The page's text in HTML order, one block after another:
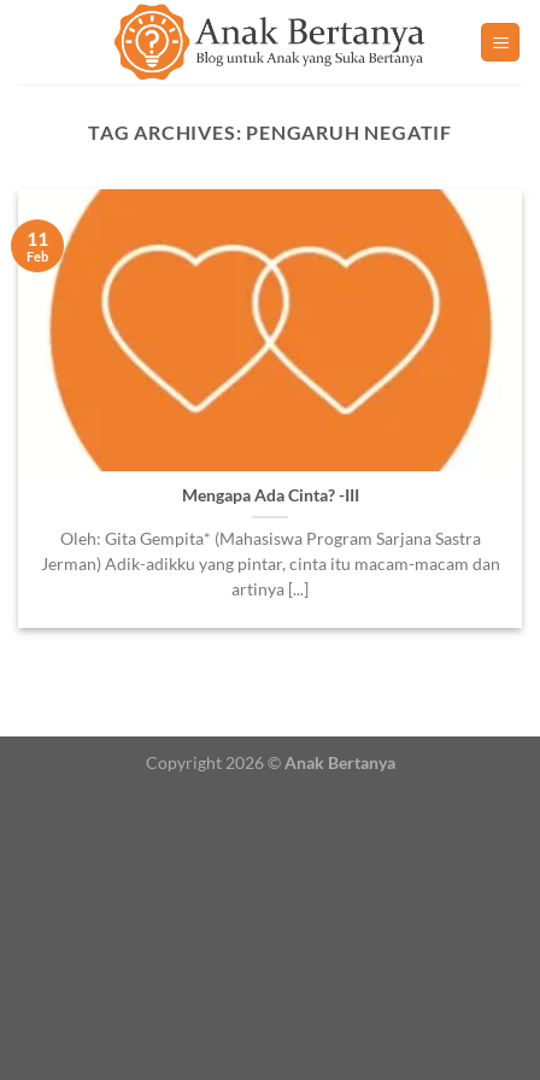
TAG ARCHIVES: PENGARUH NEGATIF
Mengapa Ada Cinta? -III
Oleh: Gita Gempita* (Mahasiswa Program Sarjana Sastra
Jerman) Adik-adikku yang pintar, cinta itu macam-macam dan
artinya [...]
11
Feb
Copyright 2026 ©Anak Bertanya